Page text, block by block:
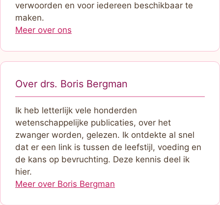
verwoorden en voor iedereen beschikbaar te
maken.
Meer over ons
Over drs. Boris Bergman
Ik heb letterlijk vele honderden
wetenschappelijke publicaties, over het
zwanger worden, gelezen. Ik ontdekte al snel
dat er een link is tussen de leefstijl, voeding en
de kans op bevruchting. Deze kennis deel ik
hier.
Meer over Boris Bergman